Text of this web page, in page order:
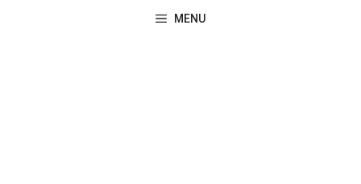
MENU